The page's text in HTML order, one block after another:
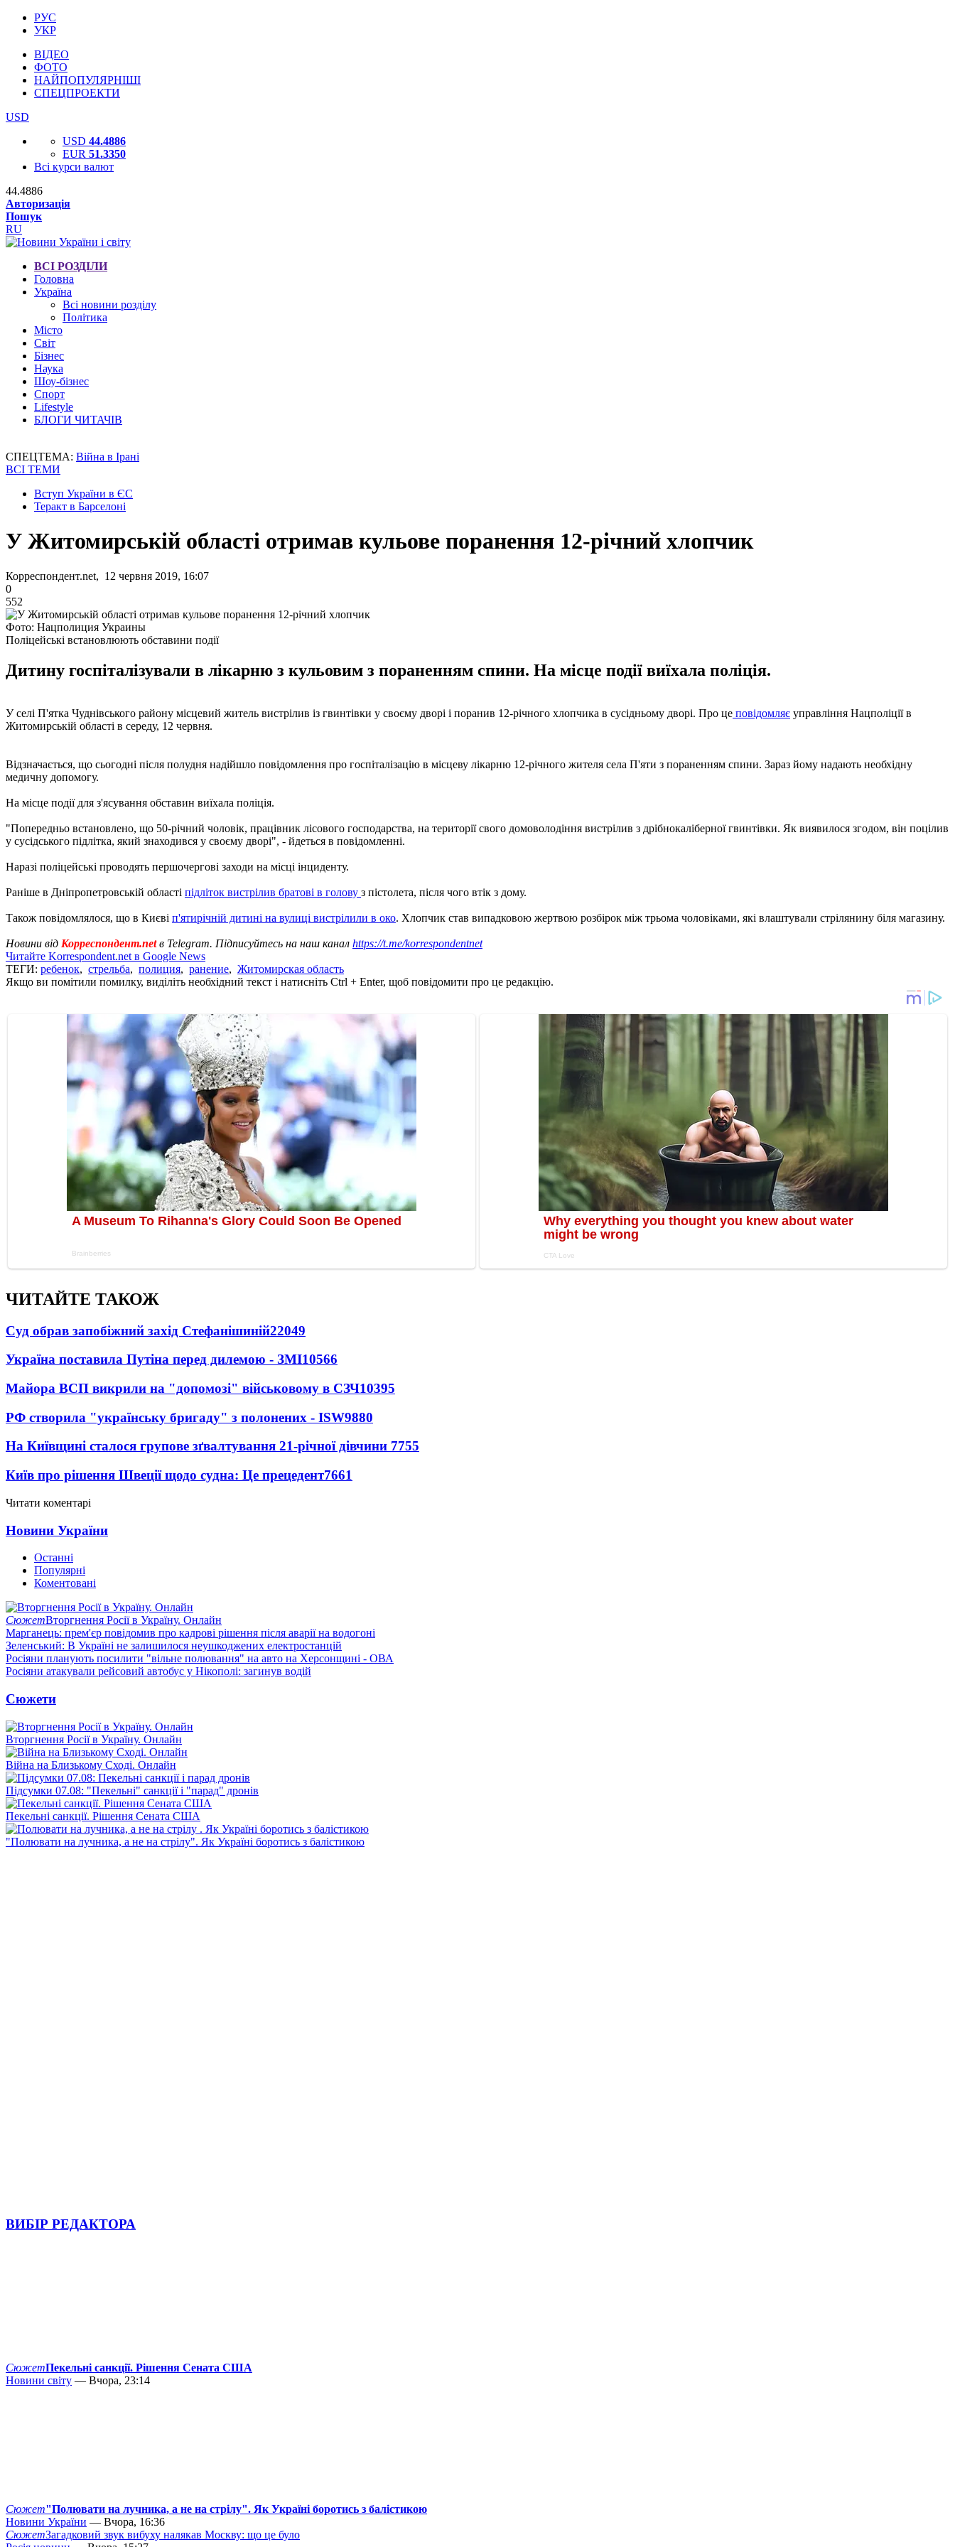
РУС
УКР
ВІДЕО
ФОТО
НАЙПОПУЛЯРНІШІ
СПЕЦПРОЕКТИ
USD
USD 44.4886
EUR 51.3350
Всі курси валют
44.4886
Авторизація
Пошук
RU
ВСІ РОЗДІЛИ
Головна
Україна
Всі новини розділу
Політика
Місто
Світ
Бізнес
Наука
Шоу-бізнес
Спорт
Lifestyle
БЛОГИ ЧИТАЧІВ
СПЕЦТЕМА: Війна в Ірані
ВСІ ТЕМИ
Вступ України в ЄС
Теракт в Барселоні
У Житомирській області отримав кульове поранення 12-річний хлопчик
Корреспондент.net, 12 червня 2019, 16:07
0
552
Фото: Нацполиция Украины
Поліцейські встановлюють обставини події
Дитину госпіталізували в лікарню з кульовим з пораненням спини. На місце події виїхала поліція.
У селі П'ятка Чуднівського району місцевий житель вистрілив із гвинтівки у своєму дворі і поранив 12-річного хлопчика в сусідньому дворі. Про це повідомляє управління Нацполіції в
Житомирській області в середу, 12 червня.
Відзначається, що сьогодні після полудня надійшло повідомлення про госпіталізацію в місцеву лікарню 12-річного жителя села П'яти з пораненням спини. Зараз йому надають необхідну
медичну допомогу.
На місце події для з'ясування обставин виїхала поліція.
"Попередньо встановлено, що 50-річний чоловік, працівник лісового господарства, на території свого домоволодіння вистрілив з дрібнокаліберної гвинтівки. Як виявилося згодом, він поцілив
у сусідського підлітка, який знаходився у своєму дворі", - йдеться в повідомленні.
Наразі поліцейські проводять першочергові заходи на місці інциденту.
Раніше в Дніпропетровській області підліток вистрілив братові в голову з пістолета, після чого втік з дому.
Також повідомлялося, що в Києві п'ятирічній дитині на вулиці вистрілили в око. Хлопчик став випадковою жертвою розбірок між трьома чоловіками, які влаштували стрілянину біля магазину.
Новини від Корреспондент.netв Telegram. Підписуйтесь на наш канал https://t.me/korrespondentnet
Читайте Korrespondent.net в Google News
ТЕГИ: ребенок, стрельба, полиция, ранение, Житомирская область
Якщо ви помітили помилку, виділіть необхідний текст і натисніть Ctrl + Enter, щоб повідомити про це редакцію.
ЧИТАЙТЕ ТАКОЖ
Суд обрав запобіжний захід Стефанішиній22049
Україна поставила Путіна перед дилемою - ЗМІ10566
Майора ВСП викрили на "допомозі" військовому в СЗЧ10395
РФ створила "українську бригаду" з полонених - ISW9880
На Київщині сталося групове зґвалтування 21-річної дівчини 7755
Київ про рішення Швеції щодо судна: Це прецедент7661
Читати коментарі
Новини України
Останні
Популярні
Коментовані
СюжетВторгнення Росії в Україну. Онлайн
Марганець: прем'єр повідомив про кадрові рішення після аварії на водогоні
Зеленський: В Україні не залишилося неушкоджених електростанцій
Росіяни планують посилити "вільне полювання" на авто на Херсонщині - ОВА
Росіяни атакували рейсовий автобус у Нікополі: загинув водій
Сюжети
Вторгнення Росії в Україну. Онлайн
Війна на Близькому Сході. Онлайн
Підсумки 07.08: "Пекельні" санкції і "парад" дронів
Пекельні санкції. Рішення Сената США
"Полювати на лучника, а не на стрілу". Як Україні боротись з балістикою
ВИБІР РЕДАКТОРА
СюжетПекельні санкції. Рішення Сената США
Новини світу — Вчора, 23:14
Сюжет"Полювати на лучника, а не на стрілу". Як Україні боротись з балістикою
Новини України — Вчора, 16:36
СюжетЗагадковий звук вибуху налякав Москву: що це було